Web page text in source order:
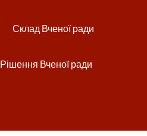
Склад Вченої ради
Рішення Вченої ради